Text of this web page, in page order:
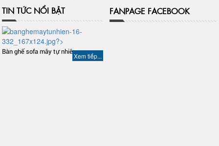
TIN TỨC NỔI BẬT
Bàn ghế sofa mây tự nhiên
Xem tiếp...
FANPAGE FACEBOOK